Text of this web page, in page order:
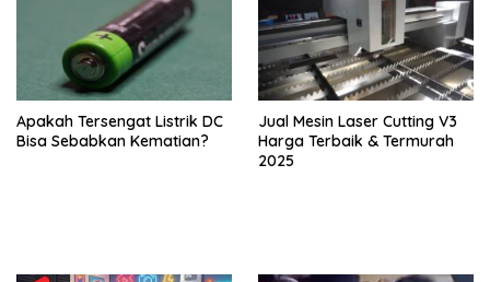
Apakah Tersengat Listrik DC
Bisa Sebabkan Kematian?
Jual Mesin Laser Cutting V3
Harga Terbaik & Termurah
2025